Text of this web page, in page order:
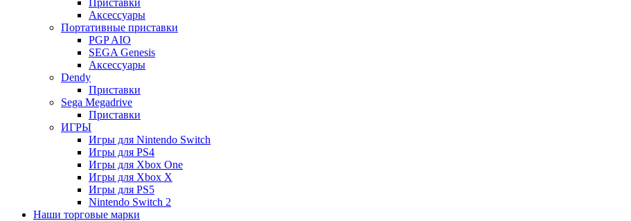
Аксессуары
Портативные приставки
PGP AIO
SEGA Genesis
Аксессуары
Dendy
Приставки
Sega Megadrive
Приставки
ИГРЫ
Игры для Nintendo Switch
Игры для PS4
Игры для Xbox One
Игры для Xbox X
Игры для PS5
Nintendo Switch 2
Наши торговые марки